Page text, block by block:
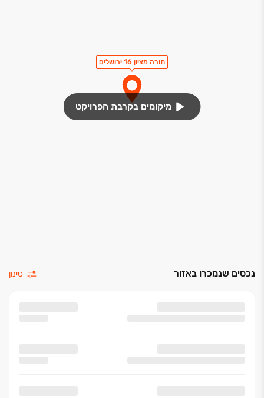
תורה מציון 16 ירושלים
מיקומים בקרבת הפרויקט
נכסים שנמכרו באזור סינון